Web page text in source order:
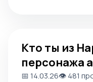
Кто ты из
персонажа
📅 14.03.26👁️ 481